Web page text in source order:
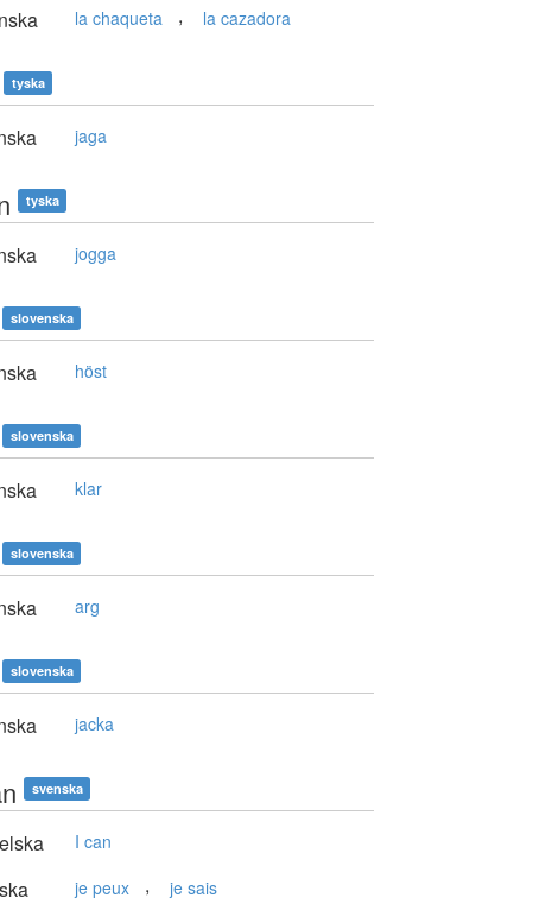
la chaqueta , la cazadora
tyska
jaga
tyska
jogga
slovenska
höst
slovenska
klar
slovenska
arg
slovenska
jacka
svenska
I can
je peux , je sais